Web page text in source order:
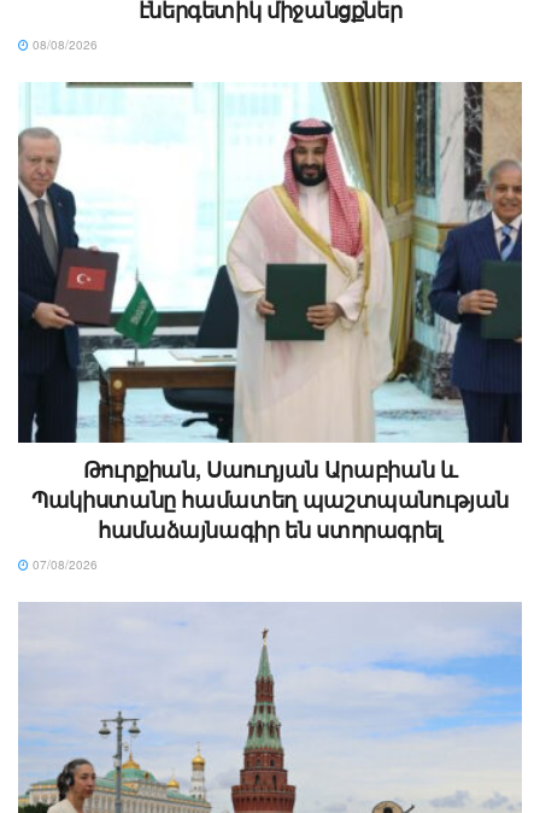
էներգետիկ միջանցքներ
08/08/2026
Թուրքիան, Սաուդյան Արաբիան և
Պակիստանը համատեղ պաշտպանության
համաձայնագիր են ստորագրել
07/08/2026